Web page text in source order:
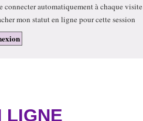
connecter automatiquement à chaque visite
mon statut en ligne pour cette session
LIGNE